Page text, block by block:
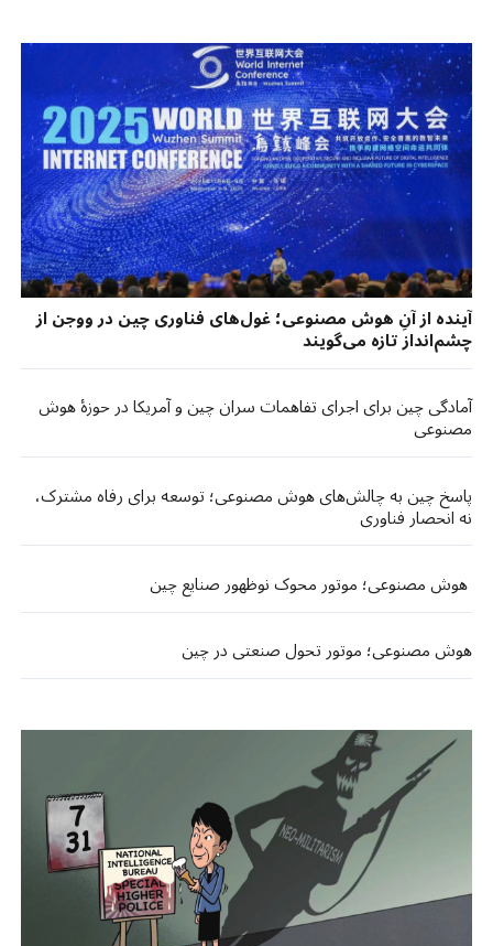
آینده از آنِ هوش مصنوعی؛ غول‌های فناوری چین در ووجن از
چشم‌انداز تازه می‌گویند
آمادگی چین برای اجرای تفاهمات سران چین و آمریکا در حوزهٔ هوش
مصنوعی
پاسخ چین به چالش‌های هوش مصنوعی؛ توسعه برای رفاه مشترک،
نه انحصار فناوری
هوش مصنوعی؛ موتور محوک نوظهور صنایع چین
هوش مصنوعی؛ موتور تحول صنعتی در چین